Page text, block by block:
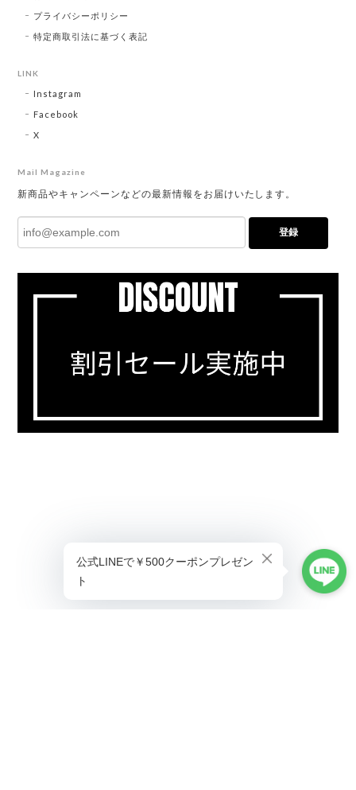
プライバシーポリシー
特定商取引法に基づく表記
LINK
Instagram
Facebook
X
Mail Magazine
新商品やキャンペーンなどの最新情報をお届けいたします。
登録